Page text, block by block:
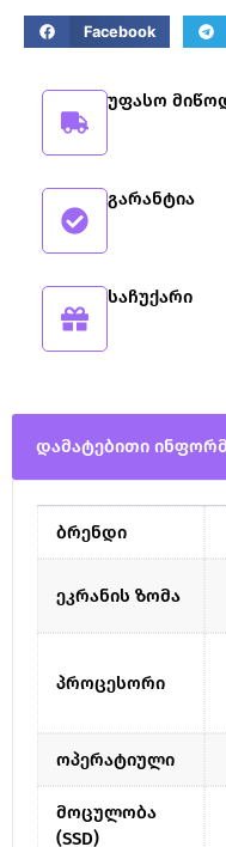
Facebook
უფასო
გარანტია
საჩუქარი
დამატებითი
ბრენდი
ეკრანის ზომა
პროცესორი
ოპერატიული
მოცულობა
(SSD)